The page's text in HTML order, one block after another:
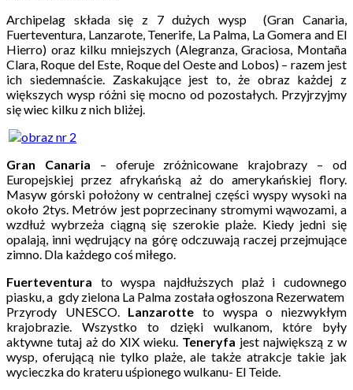
Archipelag składa się z 7 dużych wysp (Gran Canaria,
Fuerteventura, Lanzarote, Tenerife, La Palma, La Gomera and El
Hierro) oraz kilku mniejszych (Alegranza, Graciosa, Montaña
Clara, Roque del Este, Roque del Oeste and Lobos) – razem jest
ich siedemnaście. Zaskakujące jest to, że obraz każdej z
większych wysp różni się mocno od pozostałych. Przyjrzyjmy
się wiec kilku z nich bliżej.
Gran Canaria – oferuje zróżnicowane krajobrazy – od
Europejskiej przez afrykańską aż do amerykańskiej flory.
Masyw górski położony w centralnej części wyspy wysoki na
około 2tys. Metrów jest poprzecinany stromymi wąwozami, a
wzdłuż wybrzeża ciągną się szerokie plaże. Kiedy jedni się
opalają, inni wędrujący na górę odczuwają raczej przejmujące
zimno. Dla każdego coś miłego.
Fuerteventura to wyspa najdłuższych plaż i cudownego
piasku, a gdy zielona La Palma została ogłoszona Rezerwatem
Przyrody UNESCO. Lanzarotte to wyspa o niezwykłym
krajobrazie. Wszystko to dzięki wulkanom, które były
aktywne tutaj aż do XIX wieku. Teneryfa jest największą z w
wysp, oferującą nie tylko plaże, ale także atrakcje takie jak
wycieczka do krateru uśpionego wulkanu- El Teide.